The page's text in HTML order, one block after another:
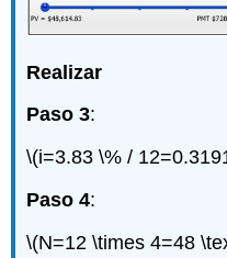
Realizar
Paso 3:
\(i=3.83 \% /
Paso 4:
\(N=12 \times 4=48